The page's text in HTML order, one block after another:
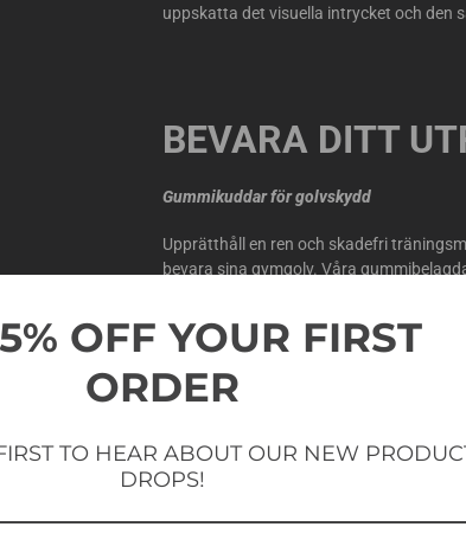
uppskatta det visuella intrycket och den
BEVARA DITT
Gummikuddar för golvskydd
Upprätthåll en ren och skadefri
bevara sina gymgolv. Våra
vilket gör Econ-serien till ett
OFF YOUR FIRST
ORDER
TO HEAR ABOUT OUR NEW
DROPS!